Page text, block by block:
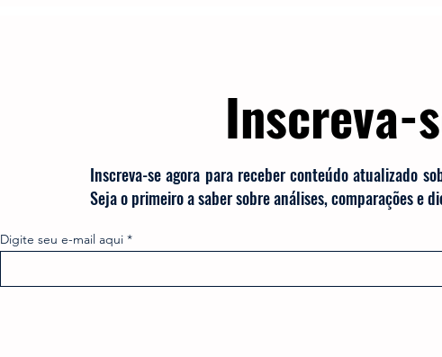
Inscreva-
Inscreva-se agora para receber conteúdo atualizado
Seja o primeiro a saber sobre análises, comparações e
Digite seu e-mail aqui